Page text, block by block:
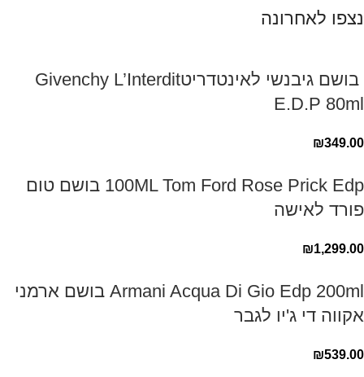
נצפו לאחרונה
‏ בושם גיבנשי לאינטדריטGivenchy L’Interdit
E.D.P 80ml ‏
₪349.00
100ML Tom Ford Rose Prick Edp בושם טום
פורד לאישה
₪1,299.00
Armani Acqua Di Gio Edp 200ml בושם ארמני
אקווה די ג'יו לגבר
₪539.00